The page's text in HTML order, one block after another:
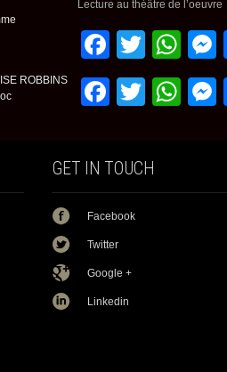
Lecture au théâtre de l’oeuvre
ROBBINS
GET IN TOUCH
Facebook
Twitter
Google +
Linkedin